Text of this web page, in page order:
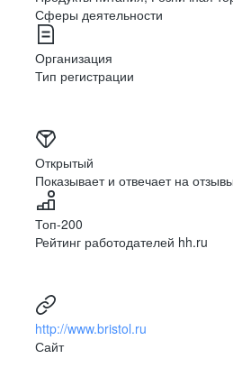
Забота
и поддержка
Мы ценим мнение наших
комфортные условия для
от их должности и
Мы поддерживаем наших
ситуациях, а в случае переезда
помогаем найти им подходящее
внутри компании с учётом их
Сферы деятельности
Организация
Тип регистрации
Открытый
Показывает и отвечает на отзывы
Топ-200
Рейтинг работодателей hh.ru
http://www.bristol.ru
Сайт